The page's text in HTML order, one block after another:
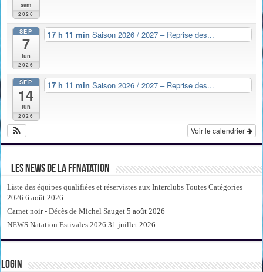
sam
2026
SEP
7
lun
2026
17 h 11 min Saison 2026 / 2027 – Reprise des...
SEP
14
lun
2026
17 h 11 min Saison 2026 / 2027 – Reprise des...
Voir le calendrier
Les news de la FFNatation
Liste des équipes qualifiées et réservistes aux Interclubs Toutes Catégories
2026 6 août 2026
Carnet noir - Décès de Michel Sauget 5 août 2026
NEWS Natation Estivales 2026 31 juillet 2026
Login